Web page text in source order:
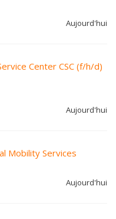
Aujourd'hui
Center CSC (f/h/d)
Aujourd'hui
Mobility Services
Aujourd'hui